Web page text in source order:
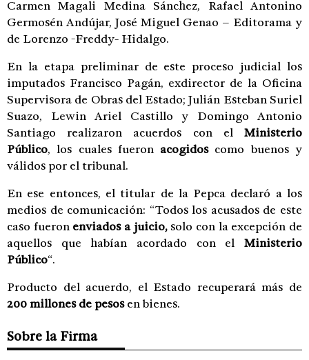
Carmen Magali Medina Sánchez, Rafael Antonino
Germosén Andújar, José Miguel Genao – Editorama y
de Lorenzo -Freddy- Hidalgo.
En la etapa preliminar de este proceso judicial los
imputados Francisco Pagán, exdirector de la Oficina
Supervisora de Obras del Estado; Julián Esteban Suriel
Suazo, Lewin Ariel Castillo y Domingo Antonio
Santiago realizaron acuerdos con el Ministerio
Público, los cuales fueron acogidoscomo buenos y
válidos por el tribunal.
En ese entonces, el titular de la Pepca declaró a los
medios de comunicación: “Todos los acusados de este
caso fueron enviados a juicio,solo con la excepción de
aquellos que habían acordado con el Ministerio
Público“.
Producto del acuerdo, el Estado recuperará más de
200 millones de pesosen bienes.
Sobre la Firma